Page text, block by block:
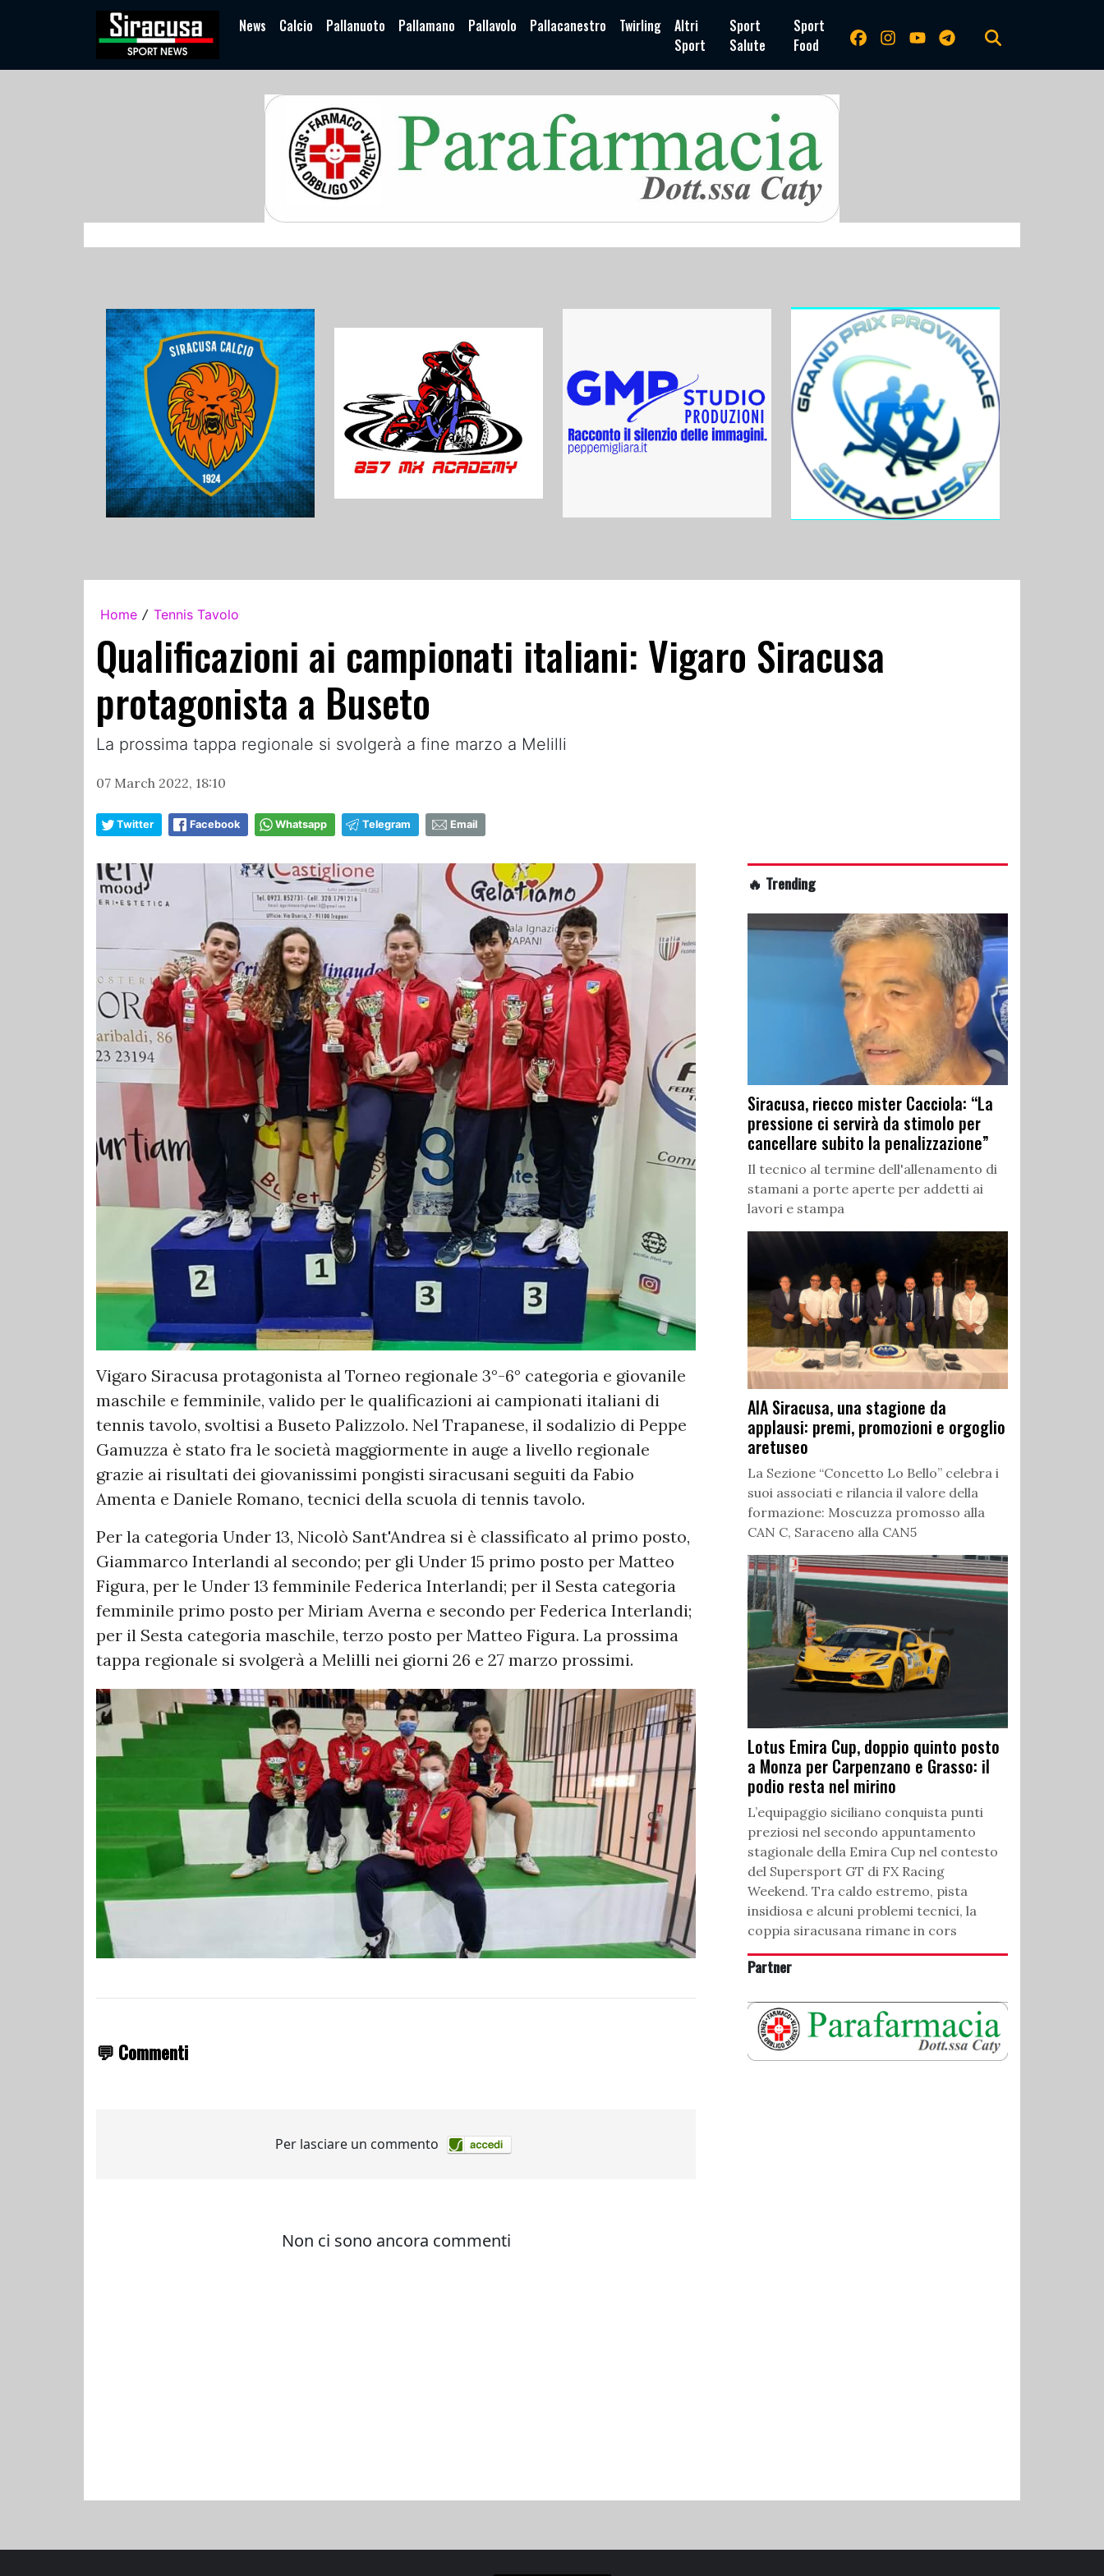
News Calcio Pallanuoto Pallamano Pallavolo Pallacanestro Twirling
Altri
Sport
Sport
Salute
Sport
Food
Home / Tennis Tavolo
Qualificazioni ai campionati italiani: Vigaro Siracusa
protagonista a Buseto
La prossima tappa regionale si svolgerà a fine marzo a Melilli
07 March 2022, 18:10
Twitter Facebook Whatsapp Telegram Email
Vigaro Siracusa protagonista al Torneo regionale 3°-6° categoria e giovanile
maschile e femminile, valido per le qualificazioni ai campionati italiani di
tennis tavolo, svoltisi a Buseto Palizzolo. Nel Trapanese, il sodalizio di Peppe
Gamuzza è stato fra le società maggiormente in auge a livello regionale
grazie ai risultati dei giovanissimi pongisti siracusani seguiti da Fabio
Amenta e Daniele Romano, tecnici della scuola di tennis tavolo.
Per la categoria Under 13, Nicolò Sant'Andrea si è classificato al primo posto,
Giammarco Interlandi al secondo; per gli Under 15 primo posto per Matteo
Figura, per le Under 13 femminile Federica Interlandi; per il Sesta categoria
femminile primo posto per Miriam Averna e secondo per Federica Interlandi;
per il Sesta categoria maschile, terzo posto per Matteo Figura. La prossima
tappa regionale si svolgerà a Melilli nei giorni 26 e 27 marzo prossimi.
💬 Commenti
🔥 Trending
Siracusa, riecco mister Cacciola: “La
pressione ci servirà da stimolo per
cancellare subito la penalizzazione”
Il tecnico al termine dell'allenamento di
stamani a porte aperte per addetti ai
lavori e stampa
AIA Siracusa, una stagione da
applausi: premi, promozioni e orgoglio
aretuseo
La Sezione “Concetto Lo Bello” celebra i
suoi associati e rilancia il valore della
formazione: Moscuzza promosso alla
CAN C, Saraceno alla CAN5
Lotus Emira Cup, doppio quinto posto
a Monza per Carpenzano e Grasso: il
podio resta nel mirino
L’equipaggio siciliano conquista punti
preziosi nel secondo appuntamento
stagionale della Emira Cup nel contesto
del Supersport GT di FX Racing
Weekend. Tra caldo estremo, pista
insidiosa e alcuni problemi tecnici, la
coppia siracusana rimane in cors
Partner